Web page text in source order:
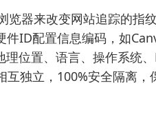
览器来改变网站追踪的指
ID配置信息编码，如
位置、语言、操作系统
互独立，100%安全隔离